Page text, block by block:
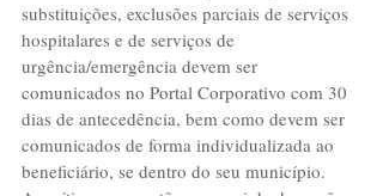
substituições, exclusões parciais de serviços
hospitalares e de serviços de
urgência/emergência devem ser
comunicados no Portal Corporativo com 30
dias de antecedência, bem como devem ser
comunicados de forma individualizada ao
beneficiário, se dentro do seu município.